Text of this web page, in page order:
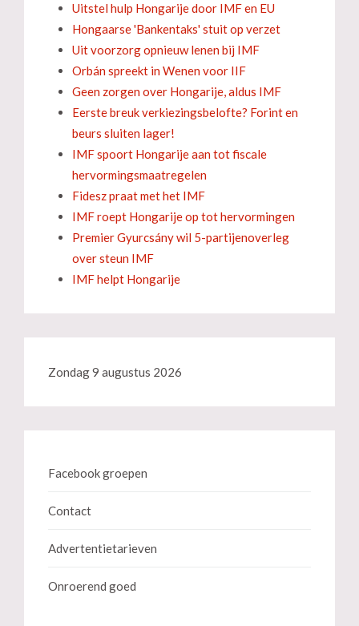
Uitstel hulp Hongarije door IMF en EU
Hongaarse 'Bankentaks' stuit op verzet
Uit voorzorg opnieuw lenen bij IMF
Orbán spreekt in Wenen voor IIF
Geen zorgen over Hongarije, aldus IMF
Eerste breuk verkiezingsbelofte? Forint en
beurs sluiten lager!
IMF spoort Hongarije aan tot fiscale
hervormingsmaatregelen
Fidesz praat met het IMF
IMF roept Hongarije op tot hervormingen
Premier Gyurcsány wil 5-partijenoverleg
over steun IMF
IMF helpt Hongarije
Zondag 9 augustus 2026
Facebook groepen
Contact
Advertentietarieven
Onroerend goed